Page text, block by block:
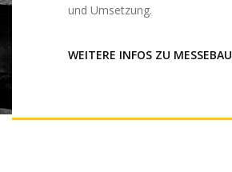
und Umsetzung.
WEITERE INFOS ZU MESSEBAU